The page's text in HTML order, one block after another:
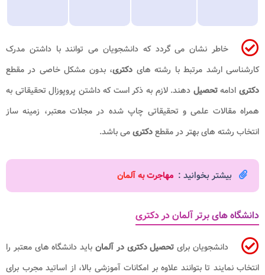
خاطر نشان می گردد که دانشجویان می توانند با داشتن مدرک
کارشناسی ارشد مرتبط با رشته های دکتری، بدون مشکل خاصی در مقطع
دکتری ادامهتحصیل دهند. لازم به ذکر است که داشتن پروپوزال تحقیقاتی به
همراه مقالات علمی و تحقیقاتی چاپ شده در مجلات معتبر، زمینه ساز
انتخاب رشته های بهتر در مقطعدکتریمی باشد.
بیشتر بخوانید : مهاجرت به آلمان
دانشگاه های برتر آلمان در دکتری
دانشجویان برای تحصیل دکتری در آلمان باید دانشگاه های معتبر را
انتخاب نمایند تا بتوانند علاوه بر امکانات آموزشی بالا، از اساتید مجرب برای